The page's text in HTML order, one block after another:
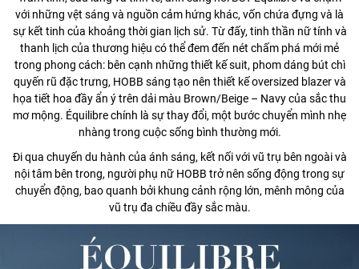
với những vệt sáng và nguồn cảm hứng khác, vốn chứa đựng và là
sự kết tinh của khoảng thời gian lịch sử. Từ đấy, tinh thần nữ tính và
thanh lịch của thương hiệu có thể đem đến nét chấm phá mới mẻ
trong phong cách: bên cạnh những thiết kế suit, phom dáng bút chì
quyến rũ đặc trưng, HOBB sáng tạo nên thiết kế oversized blazer và
họa tiết hoa đầy ẩn ý trên dải màu Brown/Beige – Navy của sắc thu
mơ mộng. Équilibre chính là sự thay đổi, một bước chuyển mình nhẹ
nhàng trong cuộc sống bình thường mới.
Đi qua chuyến du hành của ánh sáng, kết nối với vũ trụ bên ngoài và
nội tâm bên trong, người phụ nữ HOBB trở nên sống động trong sự
chuyển động, bao quanh bởi khung cảnh rộng lớn, mênh mông của
vũ trụ đa chiều đầy sắc màu.